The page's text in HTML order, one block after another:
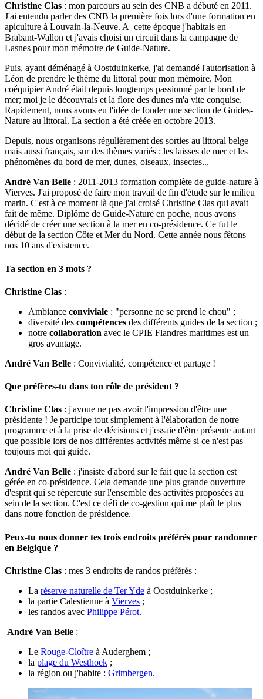
Christine Clas : mon parcours au sein des CNB a débuté en 2011.
J'ai entendu parler des CNB la première fois lors d'une formation en
apiculture à Louvain-la-Neuve. A cette époque j'habitais en
Brabant-Wallon et j'avais choisi un circuit dans la campagne de
Lasnes pour mon mémoire de Guide-Nature.
Puis, ayant déménagé à Oostduinkerke, j'ai demandé l'autorisation à
Léon de prendre le thème du littoral pour mon mémoire. Mon
coéquipier André était depuis longtemps passionné par le bord de
mer; moi je le découvrais et la flore des dunes m'a vite conquise.
Rapidement, nous avons eu l'idée de fonder une section de Guides-
Nature au littoral. La section a été créée en octobre 2013.
Depuis, nous organisons régulièrement des sorties au littoral belge
mais aussi français, sur des thèmes variés : les laisses de mer et les
phénomènes du bord de mer, dunes, oiseaux, insectes...
André Van Belle : 2011-2013 formation complète de guide-nature à
Vierves. J'ai proposé de faire mon travail de fin d'étude sur le milieu
marin. C'est à ce moment là que j'ai croisé Christine Clas qui avait
fait de même. Diplôme de Guide-Nature en poche, nous avons
décidé de créer une section à la mer en co-présidence. Ce fut le
début de la section Côte et Mer du Nord. Cette année nous fêtons
nos 10 ans d'existence.
Ta section en 3 mots ?
Christine Clas :
Ambiance conviviale : "personne ne se prend le chou" ;
diversité des compétences des différents guides de la section ;
notre collaboration avec le CPIE Flandres maritimes est un
gros avantage.
André Van Belle : Convivialité, compétence et partage !
Que préfères-tu dans ton rôle de président ?
Christine Clas : j'avoue ne pas avoir l'impression d'être une
présidente ! Je participe tout simplement à l'élaboration de notre
programme et à la prise de décisions et j'essaie d'être présente autant
que possible lors de nos différentes activités même si ce n'est pas
toujours moi qui guide.
André Van Belle : j'insiste d'abord sur le fait que la section est
gérée en co-présidence. Cela demande une plus grande ouverture
d'esprit qui se répercute sur l'ensemble des activités proposées au
sein de la section. C'est ce défi de co-gestion qui me plaît le plus
dans notre fonction de présidence.
Peux-tu nous donner tes trois endroits préférés pour randonner
en Belgique ?
Christine Clas : mes 3 endroits de randos préférés :
La réserve naturelle de Ter Yde à Oostduinkerke ;
la partie Calestienne à Vierves ;
les randos avec Philippe Pérot.
André Van Belle :
Le Rouge-Cloître à Auderghem ;
la plage du Westhoek ;
la région ou j'habite : Grimbergen.